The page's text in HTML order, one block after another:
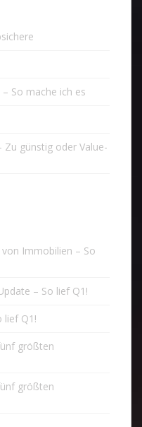
So mache ich es
Zu günstig oder Value-
Immobilien – So
– So lief Q1!
lief Q1!
größten
größten